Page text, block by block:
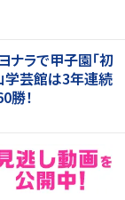
ナラで甲子園「初
学芸館は3年連続
勝！